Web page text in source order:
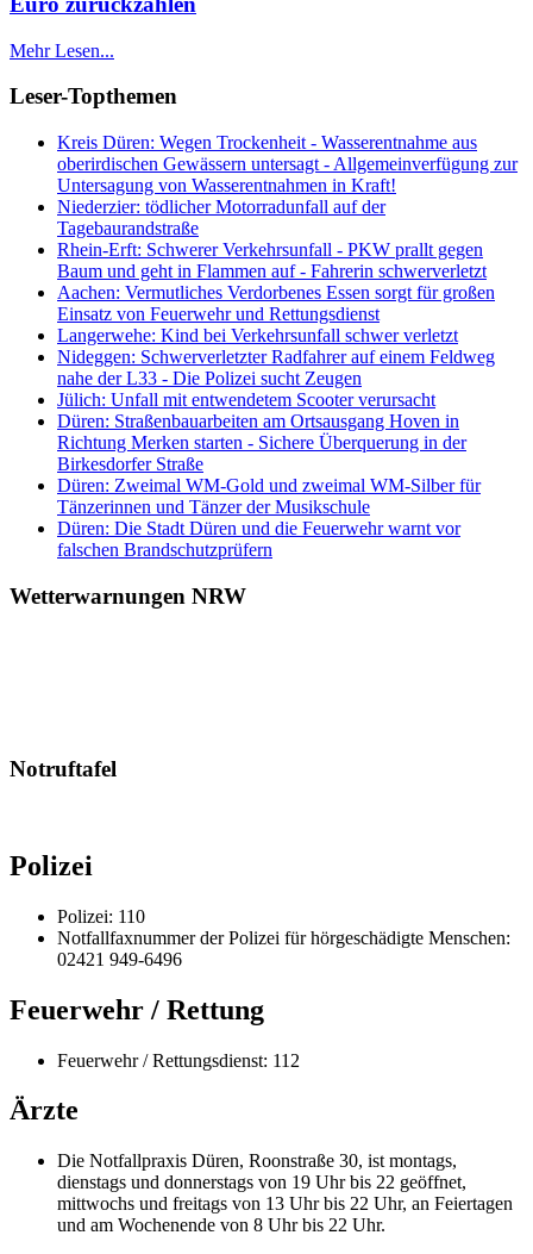
Mehr Lesen...
Leser-Topthemen
Kreis Düren: Wegen Trockenheit - Wasserentnahme aus
oberirdischen Gewässern untersagt - Allgemeinverfügung zur
Untersagung von Wasserentnahmen in Kraft!
Niederzier: tödlicher Motorradunfall auf der
Tagebaurandstraße
Rhein-Erft: Schwerer Verkehrsunfall - PKW prallt gegen
Baum und geht in Flammen auf - Fahrerin schwerverletzt
Aachen: Vermutliches Verdorbenes Essen sorgt für großen
Einsatz von Feuerwehr und Rettungsdienst
Langerwehe: Kind bei Verkehrsunfall schwer verletzt
Nideggen: Schwerverletzter Radfahrer auf einem Feldweg
nahe der L33 - Die Polizei sucht Zeugen
Jülich: Unfall mit entwendetem Scooter verursacht
Düren: Straßenbauarbeiten am Ortsausgang Hoven in
Richtung Merken starten - Sichere Überquerung in der
Birkesdorfer Straße
Düren: Zweimal WM-Gold und zweimal WM-Silber für
Tänzerinnen und Tänzer der Musikschule
Düren: Die Stadt Düren und die Feuerwehr warnt vor
falschen Brandschutzprüfern
Wetterwarnungen NRW
Notruftafel
Polizei
Polizei: 110
Notfallfaxnummer der Polizei für hörgeschädigte Menschen:
02421 949-6496
Feuerwehr / Rettung
Feuerwehr / Rettungsdienst: 112
Ärzte
Die Notfallpraxis Düren, Roonstraße 30, ist montags,
dienstags und donnerstags von 19 Uhr bis 22 geöffnet,
mittwochs und freitags von 13 Uhr bis 22 Uhr, an Feiertagen
und am Wochenende von 8 Uhr bis 22 Uhr.